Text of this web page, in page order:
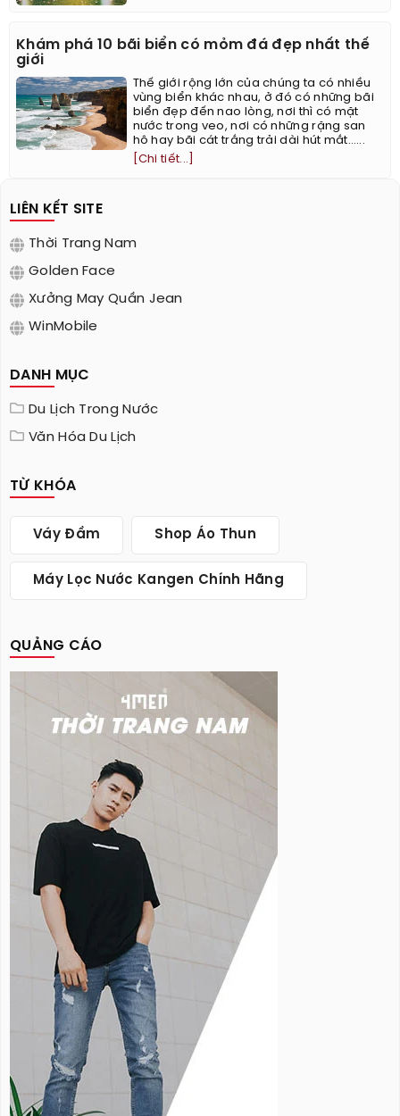
Khám phá 10 bãi biển có mỏm đá đẹp nhất thế
giới
Thế giới rộng lớn của chúng ta có nhiều
vùng biển khác nhau, ở đó có những bãi
biển đẹp đến nao lòng, nơi thì có mặt
nước trong veo, nơi có những rặng san
hô hay bãi cát trắng trải dài hút mắt…...
[Chi tiết...]
LIÊN KẾT SITE
Thời Trang Nam
Golden Face
Xưởng May Quần Jean
WinMobile
DANH MỤC
Du Lịch Trong Nước
Văn Hóa Du Lịch
TỪ KHÓA
Váy Đầm Shop Áo Thun
Máy Lọc Nước Kangen Chính Hãng
QUẢNG CÁO